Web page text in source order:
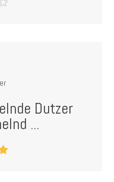
Dutzer
...